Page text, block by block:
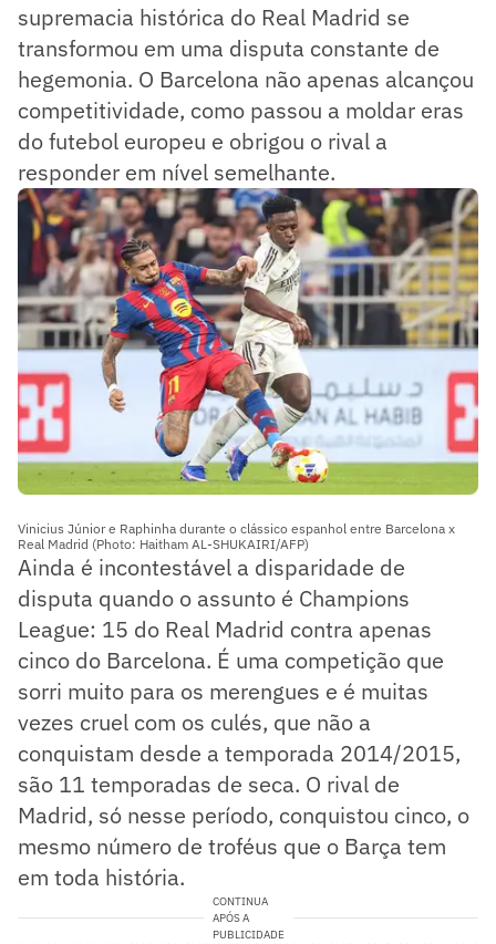
supremacia histórica do Real Madrid se
transformou em uma disputa constante de
hegemonia. O Barcelona não apenas alcançou
competitividade, como passou a moldar eras
do futebol europeu e obrigou o rival a
responder em nível semelhante.
Vinicius Júnior e Raphinha durante o clássico espanhol entre Barcelona x
Real Madrid (Photo: Haitham AL-SHUKAIRI/AFP)
Ainda é incontestável a disparidade de
disputa quando o assunto é Champions
League: 15 do Real Madrid contra apenas
cinco do Barcelona. É uma competição que
sorri muito para os merengues e é muitas
vezes cruel com os culés, que não a
conquistam desde a temporada 2014/2015,
são 11 temporadas de seca. O rival de
Madrid, só nesse período, conquistou cinco, o
mesmo número de troféus que o Barça tem
em toda história.
CONTINUA
APÓS A
PUBLICIDADE